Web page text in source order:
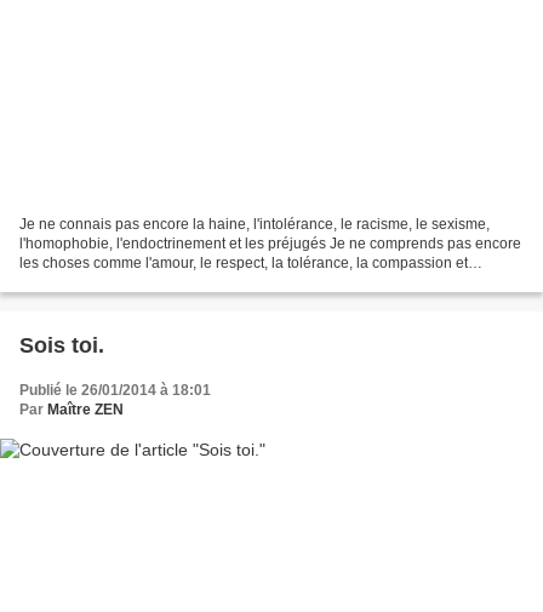
Je ne connais pas encore la haine, l'intolérance, le racisme, le sexisme,
l'homophobie, l'endoctrinement et les préjugés Je ne comprends pas encore
les choses comme l'amour, le respect, la tolérance, la compassion et
Sois toi.
Publié le 26/01/2014 à 18:01
Par Maître ZEN